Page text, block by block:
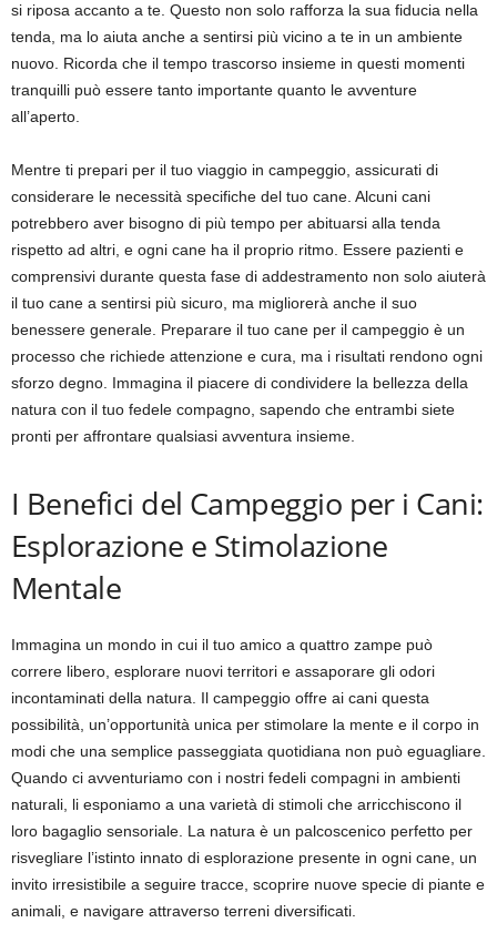
si riposa accanto a te. Questo non solo rafforza la sua fiducia nella
tenda, ma lo aiuta anche a sentirsi più vicino a te in un ambiente
nuovo. Ricorda che il tempo trascorso insieme in questi momenti
tranquilli può essere tanto importante quanto le avventure
all’aperto.
Mentre ti prepari per il tuo viaggio in campeggio, assicurati di
considerare le necessità specifiche del tuo cane. Alcuni cani
potrebbero aver bisogno di più tempo per abituarsi alla tenda
rispetto ad altri, e ogni cane ha il proprio ritmo. Essere pazienti e
comprensivi durante questa fase di addestramento non solo aiuterà
il tuo cane a sentirsi più sicuro, ma migliorerà anche il suo
benessere generale. Preparare il tuo cane per il campeggio è un
processo che richiede attenzione e cura, ma i risultati rendono ogni
sforzo degno. Immagina il piacere di condividere la bellezza della
natura con il tuo fedele compagno, sapendo che entrambi siete
pronti per affrontare qualsiasi avventura insieme.
I Benefici del Campeggio per i Cani:
Esplorazione e Stimolazione
Mentale
Immagina un mondo in cui il tuo amico a quattro zampe può
correre libero, esplorare nuovi territori e assaporare gli odori
incontaminati della natura. Il campeggio offre ai cani questa
possibilità, un’opportunità unica per stimolare la mente e il corpo in
modi che una semplice passeggiata quotidiana non può eguagliare.
Quando ci avventuriamo con i nostri fedeli compagni in ambienti
naturali, li esponiamo a una varietà di stimoli che arricchiscono il
loro bagaglio sensoriale. La natura è un palcoscenico perfetto per
risvegliare l’istinto innato di esplorazione presente in ogni cane, un
invito irresistibile a seguire tracce, scoprire nuove specie di piante e
animali, e navigare attraverso terreni diversificati.